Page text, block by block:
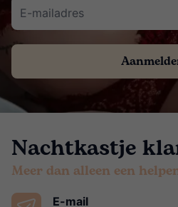
Nachtkastje
Meer dan alleen een
E-mail